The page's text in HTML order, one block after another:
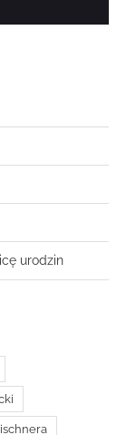
urodzin